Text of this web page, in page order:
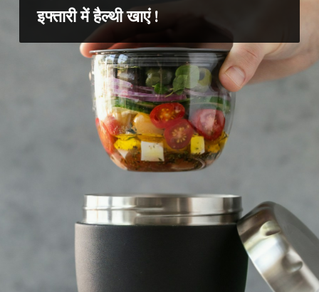
इफ्तारी में हैल्थी खाएं !